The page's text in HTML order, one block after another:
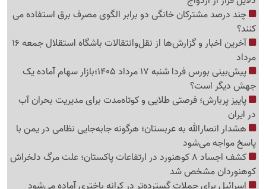
چند درصد مشترکان خانگی دو برابر الگوی مصرف برق استفاده می
کنند؟
آخرین اخبار و گزارش‌ها از نقل‌وانتقالات باشگاه استقلال جمعه 16
مرداد
پیش‌بینی بورس فردا شنبه 17 مرداد 1405؛بازار سهام آماده یک
جهش دیگر است؟
پاییز پربارش؛ فرصتی طلایی و کوتاه‌مدت برای مدیریت بحران آب
در ایران
هشدار انصارالله به عربستان؛ هرگونه جابه‌جایی نظامی در یمن با
پاسخ مواجه می‌شود
کشف اجساد 8 کوهنورد در ارتفاعات پاکستان؛ علت مرگ دلخراش
کوهنوردان مشخص شد